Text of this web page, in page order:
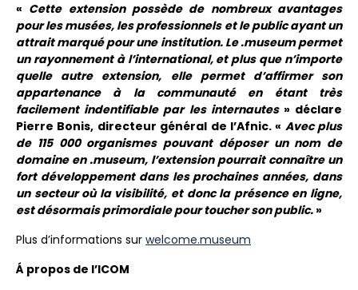
« Cette extension possède de nombreux avantages
pour les musées, les professionnels et le public ayant un
attrait marqué pour une institution. Le .museum permet
un rayonnement à l’international, et plus que n’importe
quelle autre extension, elle permet d’affirmer son
appartenance à la communauté en étant très
facilement indentifiable par les internautes» déclare
Pierre Bonis, directeur général de l’Afnic. « Avec plus
de 115 000 organismes pouvant déposer un nom de
domaine en .museum, l’extension pourrait connaître un
fort développement dans les prochaines années, dans
un secteur où la visibilité, et donc la présence en ligne,
est désormais primordiale pour toucher son public. »
Plus d’informations sur welcome.museum
Á propos de l’ICOM